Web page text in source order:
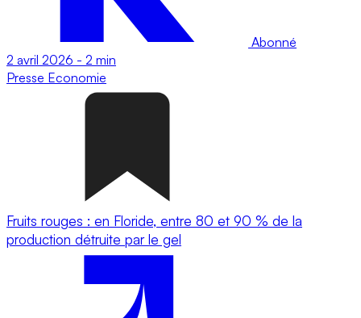
Abonné
2 avril 2026 - 2 min
Presse Economie
Fruits rouges : en Floride, entre 80 et 90 % de la
production détruite par le gel